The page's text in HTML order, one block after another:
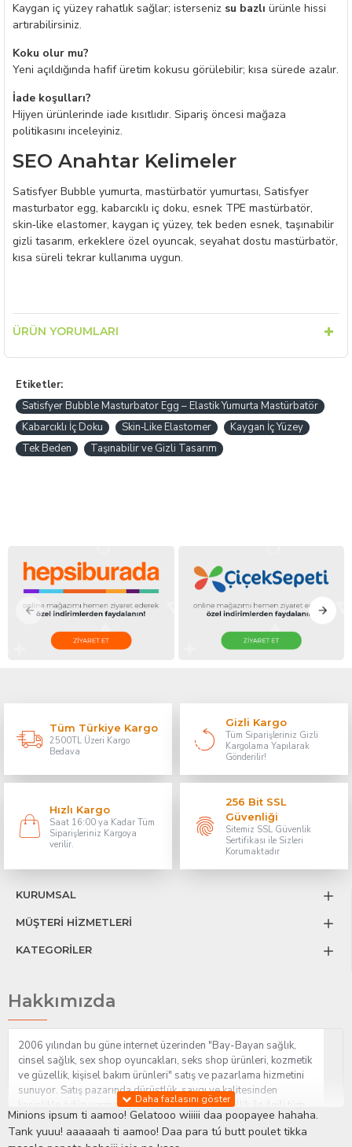
Kaygan iç yüzey rahatlık sağlar; isterseniz su bazlı ürünle hissi
artırabilirsiniz.
Koku olur mu?
Yeni açıldığında hafif üretim kokusu görülebilir; kısa sürede azalır.
İade koşulları?
Hijyen ürünlerinde iade kısıtlıdır. Sipariş öncesi mağaza
politikasını inceleyiniz.
SEO Anahtar Kelimeler
Satisfyer Bubble yumurta, mastürbatör yumurtası, Satisfyer
masturbator egg, kabarcıklı iç doku, esnek TPE mastürbatör,
skin‑like elastomer, kaygan iç yüzey, tek beden esnek, taşınabilir
gizli tasarım, erkeklere özel oyuncak, seyahat dostu mastürbatör,
kısa süreli tekrar kullanıma uygun.
ÜRÜN YORUMLARI
Etiketler:
Satisfyer Bubble Masturbator Egg – Elastik Yumurta Mastürbatör
Kabarcıklı İç Doku
Skin‑Like Elastomer
Kaygan İç Yüzey
Tek Beden
Taşınabilir ve Gizli Tasarım
Tüm Türkiye Kargo
2500TL Üzeri Kargo
Bedava
Gizli Kargo
Tüm Siparişleriniz Gizli
Kargolama Yapılarak
Gönderilir!
Hızlı Kargo
Saat 16:00 ya Kadar Tüm
Siparişleriniz Kargoya
verilir.
256 Bit SSL
Güvenliği
Sitemiz SSL Güvenlik
Sertifikası ile Sizleri
Korumaktadır
KURUMSAL
MÜŞTERİ HİZMETLERİ
KATEGORİLER
Hakkımızda
2006 yılından bu güne internet üzerinden "Bay-Bayan sağlık,
cinsel sağlık, sex shop oyuncakları, seks shop ürünleri, kozmetik
ve güzellik, kişisel bakım ürünleri" satış ve pazarlama hizmetini
sunuyor. Satış pazarında dürüstlük, saygı ve kalitesinden
kesinlikle ödün vermeden hizmet sağlık ve güzellik ile ilgili tüm
sorularınıza anında cevap verebilen Yetkin ve uzman kadrosu ile
ihtiyaçlarınızı en uygun fiyat ve taksit seçenekleriyle karşılıyor.
Minions ipsum ti aamoo! Gelatooo wiiiii daa poopayee hahaha.
Tank yuuu! aaaaaah ti aamoo! Daa para tú butt poulet tikka